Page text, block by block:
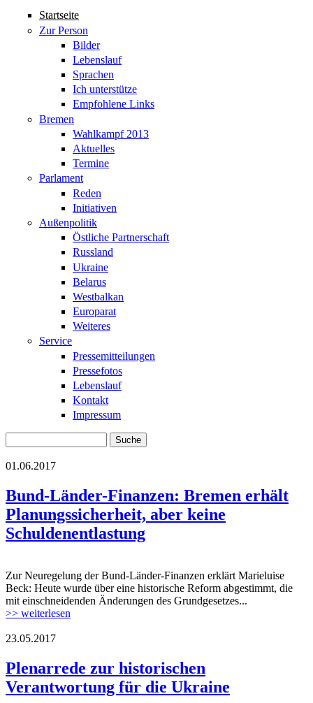
Startseite
Zur Person
Bilder
Lebenslauf
Sprachen
Ich unterstütze
Empfohlene Links
Bremen
Wahlkampf 2013
Aktuelles
Termine
Parlament
Reden
Initiativen
Außenpolitik
Östliche Partnerschaft
Russland
Ukraine
Belarus
Westbalkan
Europarat
Weiteres
Service
Pressemitteilungen
Pressefotos
Lebenslauf
Kontakt
Impressum
01.06.2017
Bund-Länder-Finanzen: Bremen erhält
Planungssicherheit, aber keine
Schuldenentlastung
Zur Neuregelung der Bund-Länder-Finanzen erklärt Marieluise
Beck: Heute wurde über eine historische Reform abgestimmt, die
mit einschneidenden Änderungen des Grundgesetzes...
>> weiterlesen
170519_rede_ukraine_histverantw.jpg
23.05.2017
Plenarrede zur historischen
Verantwortung für die Ukraine